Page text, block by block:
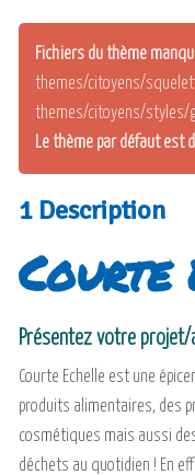
Fichiers du thème
themes/citoyens/
themes/citoyens/styles/
Le thème par défaut est
1 Description
Courte
Présentez votre
Courte Echelle est une
produits alimentaires, des
cosmétiques mais aussi
déchets au quotidien ! En